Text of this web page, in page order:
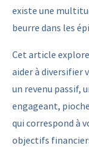
existe une
beurre dans les
Cet article
aider à diversifier
un revenu passif,
engageant,
qui correspond à
objectifs